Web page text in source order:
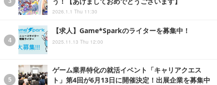
2026.1.1 Thu 11:30
【求人】Game*Sparkのライターを募集中！
2025.11.13 Thu 12:00
ゲーム業界特化の就活イベント「キャリアクエス
ト」第4回が6月13日に開催決定！出展企業を募集中